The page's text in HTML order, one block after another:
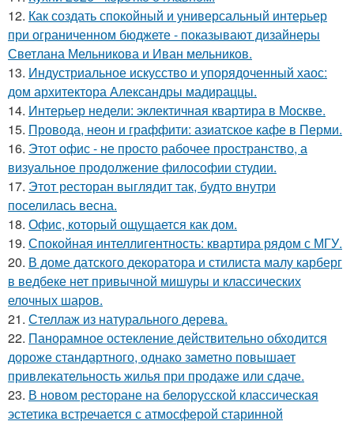
12. Как создать спокойный и универсальный интерьер
при ограниченном бюджете - показывают дизайнеры
Светлана Мельникова и Иван мельников.
13. Индустриальное искусство и упорядоченный хаос:
дом архитектора Александры мадираццы.
14. Интерьер недели: эклектичная квартира в Москве.
15. Провода, неон и граффити: азиатское кафе в Перми.
16. Этот офис - не просто рабочее пространство, а
визуальное продолжение философии студии.
17. Этот ресторан выглядит так, будто внутри
поселилась весна.
18. Офис, который ощущается как дом.
19. Спокойная интеллигентность: квартира рядом с МГУ.
20. В доме датского декоратора и стилиста малу карберг
в ведбеке нет привычной мишуры и классических
елочных шаров.
21. Стеллаж из натурального дерева.
22. Панорамное остекление действительно обходится
дороже стандартного, однако заметно повышает
привлекательность жилья при продаже или сдаче.
23. В новом ресторане на белорусской классическая
эстетика встречается с атмосферой старинной